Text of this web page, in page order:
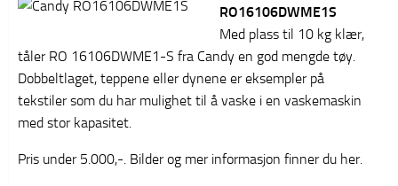
RO16106DWME1S
Med plass til 10 kg klær,
tåler RO 16106DWME1-S fra Candy en god mengde tøy.
Dobbeltlaget, teppene eller dynene er eksempler på
tekstiler som du har mulighet til å vaske i en vaskemaskin
med stor kapasitet.
Pris under 5.000,-. Bilder og mer informasjon finner du her.